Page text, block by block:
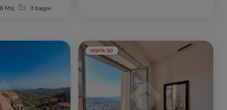
Mq 3 bagni
VISITA 3D